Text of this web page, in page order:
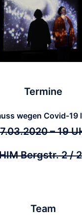
Termine
wegen Covid-19
– 19
Bergstr. 2 /
Team